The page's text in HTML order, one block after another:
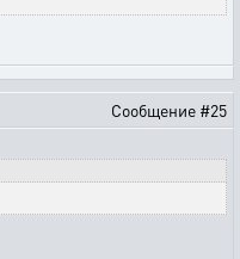
Сообщение #25